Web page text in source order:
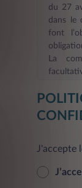
du 27
dans le
font
La
de
J'accepte